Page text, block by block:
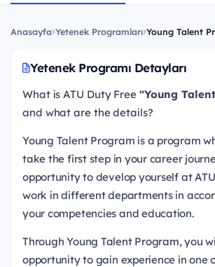
Anasayfa Yetenek Programları Young Talent
Yetenek Programı Detayları
What is ATU Duty Free "Young
and what are the details?
Young Talent Program is a program
take the first step in your career
opportunity to develop yourself at
work in different departments in
your competencies and education.
Through Young Talent Program, you
opportunity to gain experience in one